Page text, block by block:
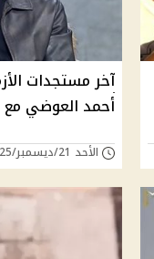
آخر مستجدات
أحمد العوضي
الأحد 21/ديسمبر/2025 - 11:59 م